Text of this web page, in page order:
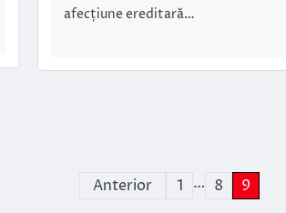
afecțiune ereditară…
Anterior 1 … 8 9